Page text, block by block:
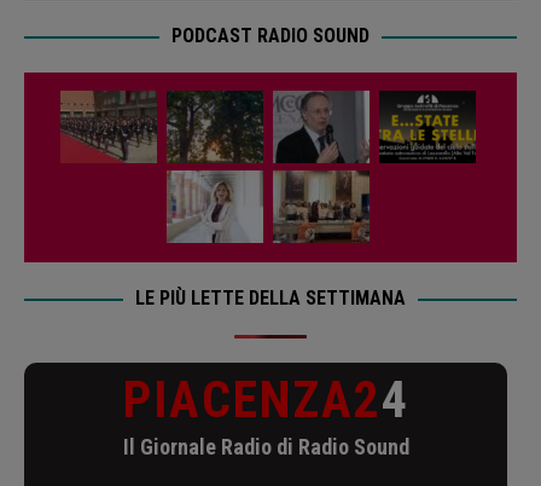
PODCAST RADIO SOUND
LE PIÙ LETTE DELLA SETTIMANA
PIACENZA24
Il Giornale Radio di Radio Sound